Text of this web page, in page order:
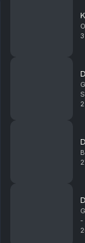
-
-